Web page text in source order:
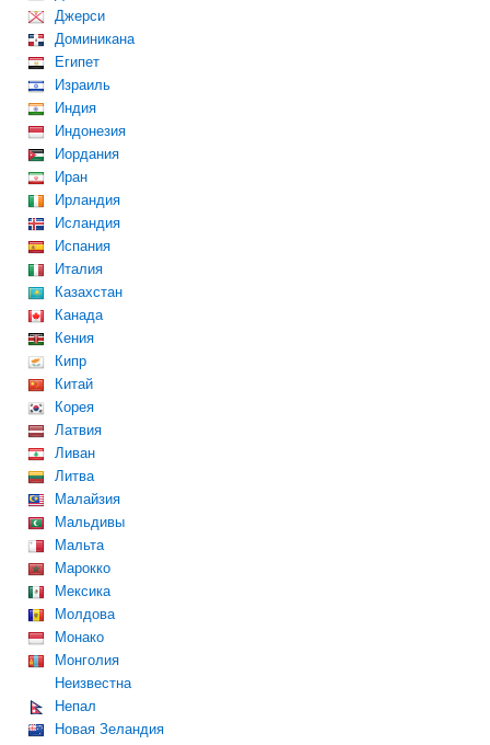
Джерси
Доминикана
Египет
Израиль
Индия
Индонезия
Иордания
Иран
Ирландия
Исландия
Испания
Италия
Казахстан
Канада
Кения
Кипр
Китай
Корея
Латвия
Ливан
Литва
Малайзия
Мальдивы
Мальта
Марокко
Мексика
Молдова
Монако
Монголия
Неизвестна
Непал
Новая Зеландия